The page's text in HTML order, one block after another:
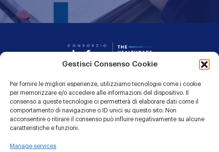
Gestisci Consenso Cookie
Per fornire le migliori esperienze, utilizziamo tecnologie come i cookie
per memorizzare e/o accedere alle informazioni del dispositivo. Il
consenso a queste tecnologie ci permetterà di elaborare dati come il
comportamento di navigazione o ID unici su questo sito. Non
acconsentire o ritirare il consenso può influire negativamente su alcune
caratteristiche e funzioni.
Manage services
Consorzio
CONTATTI
PRIVACY POLICY
COOKIE POLICY